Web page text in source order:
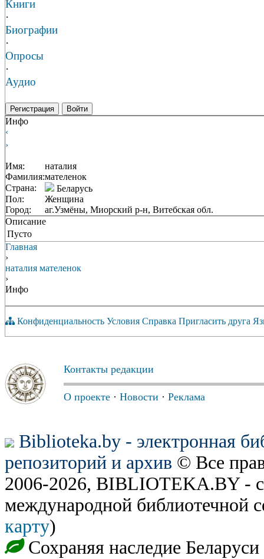
Книги
·
Биографии
·
Опросы
·
Аудио
Регистрация Войти
Инфо
‹
›
Имя:
наталия
Фамилия:мателенок
Страна:
Беларусь
Пол:
Женщина
Город:
аг.Узмёны, Миорский р-н, Витебская обл.
Описание
Пусто
Главная
›
наталия мателенок
›
Инфо
Конфиденциальность Условия Справка Пригласить друга
Контакты редакции
О проекте · Новости · Реклама
Biblioteka.by - электронная
репозиторий и архив © Все
2006-2026, BIBLIOTEKA.BY -
международной библиотечной
карту)
Сохраняя наследие Беларуси